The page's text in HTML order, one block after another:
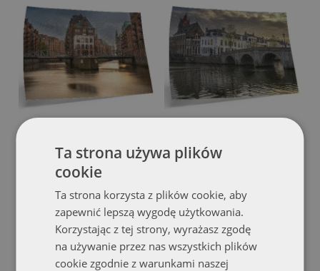
klimatyczna architektura z
mostem nad spokojną wodą
294690)
rozmiar od: A4 - 29x21 cm
39.99 zł
urokliwe miasto wieczorem
rozmiar od: A4 - 29x21 cm
39.99 zł
Ta strona używa plików
cookie
Ta strona korzysta z plików cookie, aby
zapewnić lepszą wygodę użytkowania.
Korzystając z tej strony, wyrażasz zgodę
na używanie przez nas wszystkich plików
cookie zgodnie z warunkami naszej